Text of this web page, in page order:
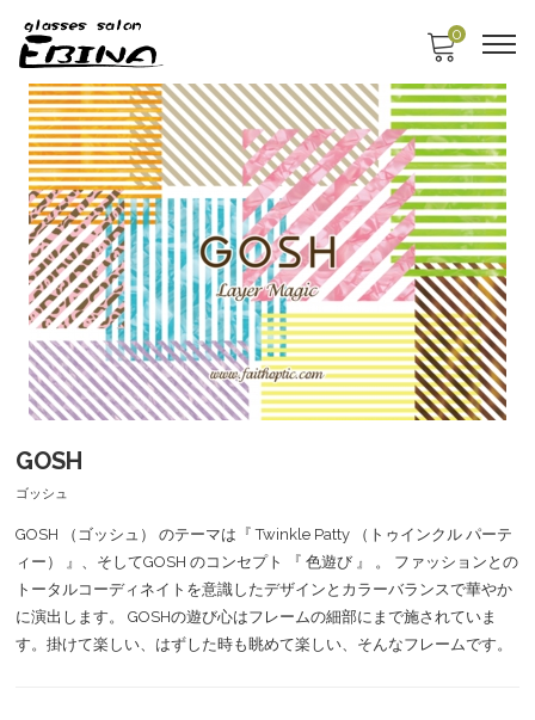
0
GOSH
ゴッシュ
GOSH （ゴッシュ） のテーマは『 Twinkle Patty （トゥインクル パーテ
ィー） 』、そしてGOSH のコンセプト 『 色遊び 』 。 ファッションとの
トータルコーディネイトを意識したデザインとカラーバランスで華やか
に演出します。 GOSHの遊び心はフレームの細部にまで施されていま
す。掛けて楽しい、はずした時も眺めて楽しい、そんなフレームです。